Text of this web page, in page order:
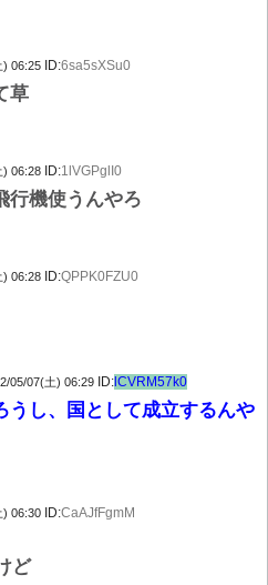
) 06:25 ID:6sa5sXSu0
草
) 06:28 ID:1lVGPglI0
行機使うんやろ
) 06:28 ID:QPPK0FZU0
05/07(土) 06:29 ID: lCVRM57k0
うし、国として成立するんや
) 06:30 ID:CaAJfFgmM
ど